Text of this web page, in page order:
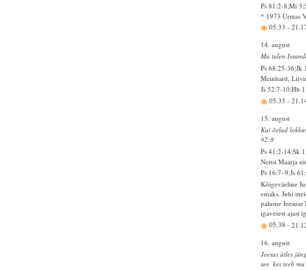
Ps 81:2-8;Mi
* 1973 Urmas
05.33-
14. august
Ma tulen
Ps 68:25-
Meinhard,
Js 52:7-10;Hb
05.35-
15. august
Kui õelad
92:8
Ps 41:2-14;Sk
Neitsi Maarja
Ps 16:7–9;Js
Kõigeväeline
emaks. Juhi
palume
igavesest ajast
05.38-
16. august
Jeesus ütles
see, kes teeb